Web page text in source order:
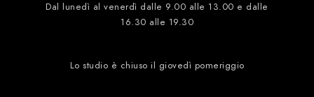
Dal lunedì al venerdì dalle 9.00 alle 13.00 e dalle
16.30 alle 19.30
Lo studio è chiuso il giovedì pomeriggio